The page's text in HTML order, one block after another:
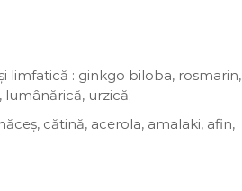
limfatică : ginkgo biloba, rosmarin,
urzică;
cătină, acerola, amalaki, afin,